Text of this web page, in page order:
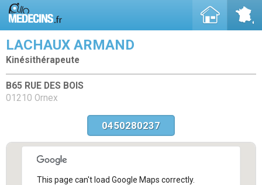
LACHAUX ARMAND
Kinésithérapeute
B65 RUE DES BOIS
01210 Ornex
0450280237
This page can't load Google Maps correctly.